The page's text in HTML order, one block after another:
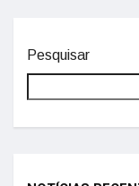
Pesquisar